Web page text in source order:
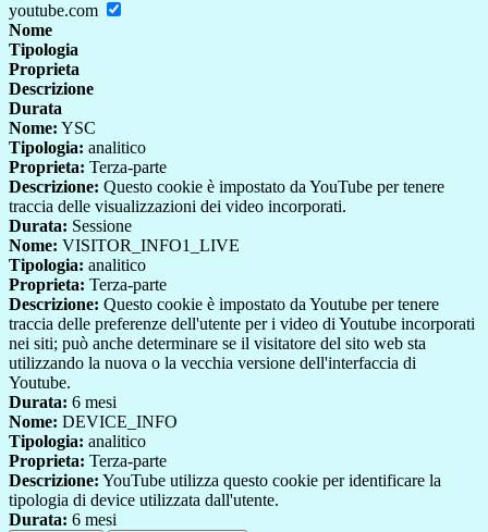
youtube.com
Nome
Tipologia
Proprieta
Descrizione
Durata
Nome: YSC
Tipologia: analitico
Proprieta: Terza-parte
Descrizione: Questo cookie è impostato da YouTube per tenere
traccia delle visualizzazioni dei video incorporati.
Durata: Sessione
Nome: VISITOR_INFO1_LIVE
Tipologia: analitico
Proprieta: Terza-parte
Descrizione: Questo cookie è impostato da Youtube per tenere
traccia delle preferenze dell'utente per i video di Youtube incorporati
nei siti; può anche determinare se il visitatore del sito web sta
utilizzando la nuova o la vecchia versione dell'interfaccia di
Youtube.
Durata: 6 mesi
Nome: DEVICE_INFO
Tipologia: analitico
Proprieta: Terza-parte
Descrizione: YouTube utilizza questo cookie per identificare la
tipologia di device utilizzata dall'utente.
Durata: 6 mesi